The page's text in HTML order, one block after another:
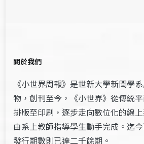
關於我們
《小世界周報》是世新大學新聞學
物，創刊至今，《小世界》從傳統
排版至印刷，逐步走向數位化的線
由系上教師指導學生動手完成。迄
發行期數則已達二千餘期。